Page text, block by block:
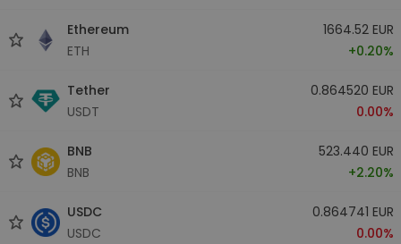
Ethereum
ETH
1664.52 EUR
+0.20%
Tether
USDT
0.864520 EUR
0.00%
BNB
BNB
523.440 EUR
+2.20%
USDC
USDC
0.864741 EUR
0.00%